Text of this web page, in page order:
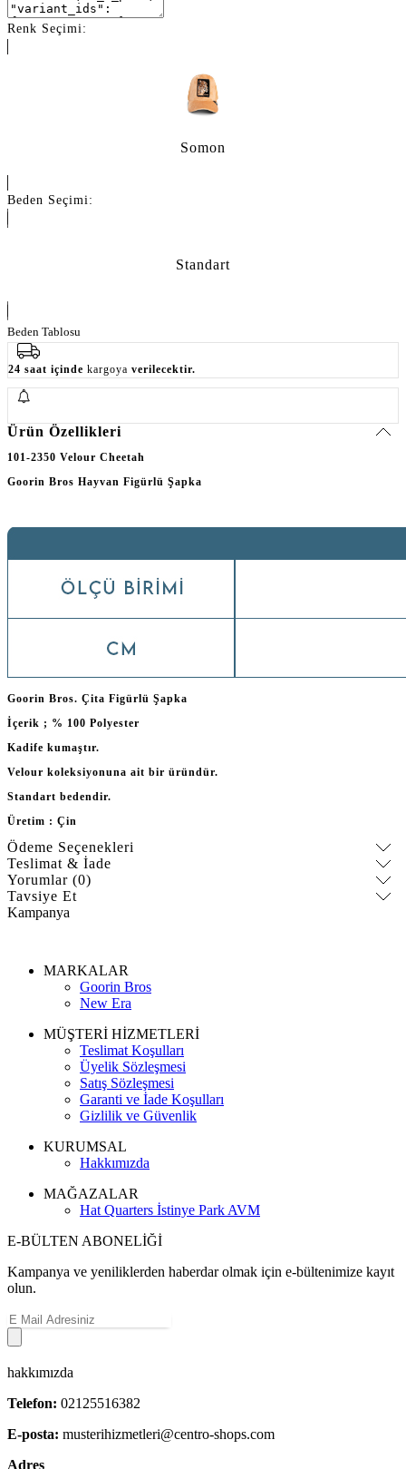
Renk Seçimi:
Somon
Beden Seçimi:
Standart
Beden Tablosu
24 saat içinde kargoya verilecektir.
Ürün Özellikleri
101-2350 Velour Cheetah
Goorin Bros Hayvan Figürlü Şapka
Goorin Bros. Çita Figürlü Şapka
İçerik ; % 100 Polyester
Kadife kumaştır.
Velour koleksiyonuna ait bir üründür.
Standart bedendir.
Üretim : Çin
Ödeme Seçenekleri
Teslimat & İade
Yorumlar (0)
Tavsiye Et
Kampanya
MARKALAR
Goorin Bros
New Era
MÜŞTERİ HİZMETLERİ
Teslimat Koşulları
Üyelik Sözleşmesi
Satış Sözleşmesi
Garanti ve İade Koşulları
Gizlilik ve Güvenlik
KURUMSAL
Hakkımızda
MAĞAZALAR
Hat Quarters İstinye Park AVM
E-BÜLTEN ABONELİĞİ
Kampanya ve yeniliklerden haberdar olmak için e-bültenimize kayıt
olun.
hakkımızda
Telefon: 02125516382
E-posta: musterihizmetleri@centro-shops.com
Adres